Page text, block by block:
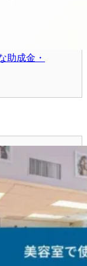
助成金・